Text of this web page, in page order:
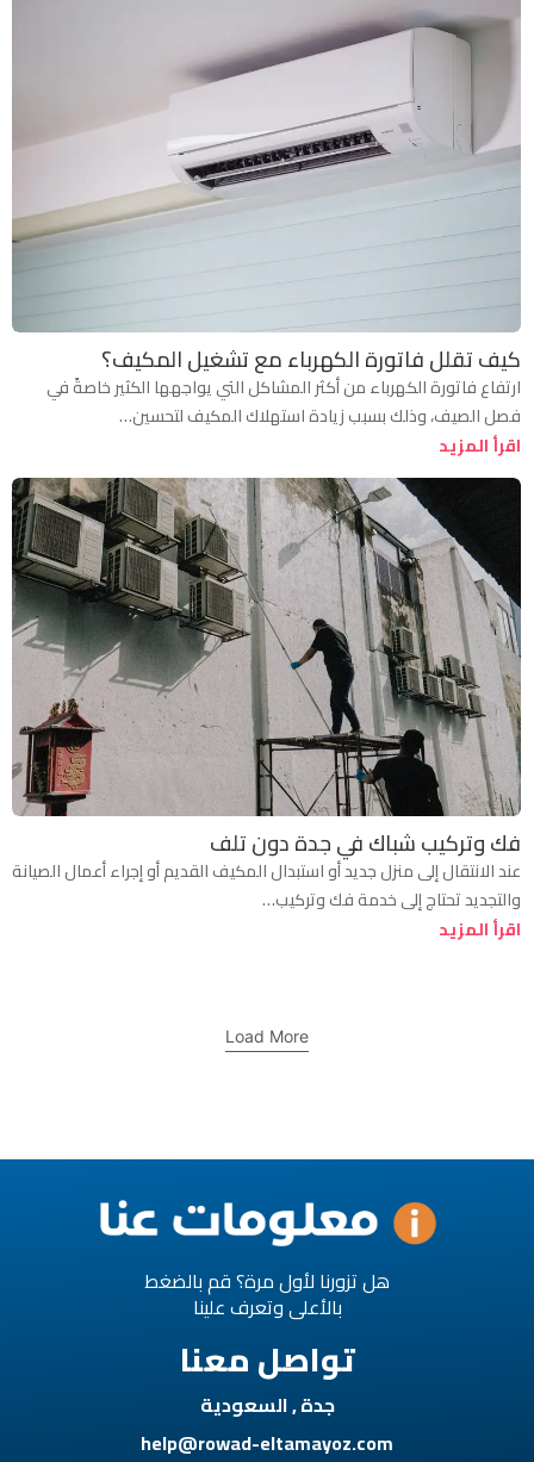
كيف تقلل فاتورة الكهرباء مع تشغيل المكيف؟
ارتفاع فاتورة الكهرباء من أكثر المشاكل التي يواجهها الكثير خاصةً في
فصل الصيف، وذلك بسبب زيادة استهلاك المكيف لتحسين…
اقرأ المزيد
فك وتركيب شباك في جدة دون تلف
عند الانتقال إلى منزل جديد أو استبدال المكيف القديم أو إجراء أعمال الصيانة
والتجديد تحتاج إلى خدمة فك وتركيب…
اقرأ المزيد
Load More
هل تزورنا لأول مرة؟ قم بالضغط
بالأعلى وتعرف علينا
تواصل معنا
جدة , السعودية
help@rowad-eltamayoz.com